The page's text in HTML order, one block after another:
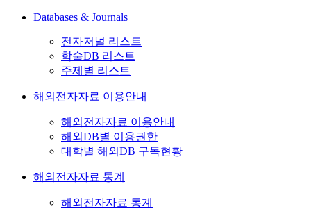
Databases & Journals
전자저널 리스트
학술DB 리스트
주제별 리스트
해외전자자료 이용안내
해외전자자료 이용안내
해외DB별 이용권한
대학별 해외DB 구독현황
해외전자자료 통계
해외전자자료 통계